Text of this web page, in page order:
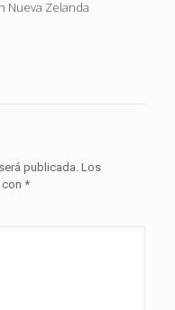
Nueva Zelanda
publicada. Los
*